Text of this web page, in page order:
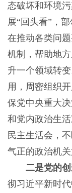
态破坏和环境
展“回头看”，
在推动各类问
机制，帮助地
升一个领域转
用，周密组织
保党中央重大
和党内政治生
民主生活会，
气正的政治机关
二是党的创
彻习近平新时